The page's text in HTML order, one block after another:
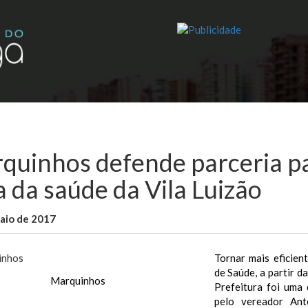
defende parceria
da saúde da Vila Luizão
de 2017
Marquinhos
Tornar mais
de Saúde, a partir
Prefeitura foi uma
pelo vereador